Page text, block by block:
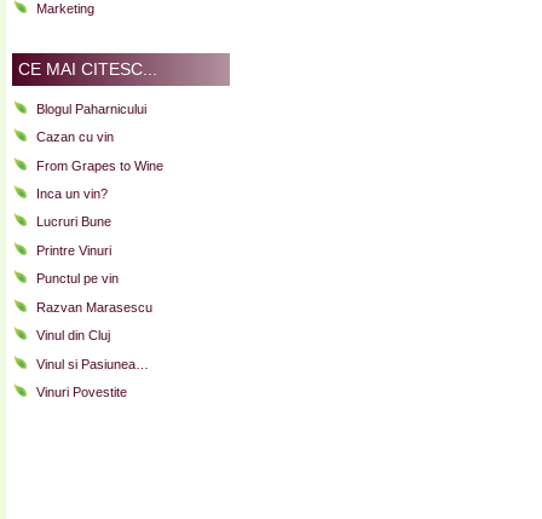
Marketing
CE MAI CITESC...
Blogul Paharnicului
Cazan cu vin
From Grapes to Wine
Inca un vin?
Lucruri Bune
Printre Vinuri
Punctul pe vin
Razvan Marasescu
Vinul din Cluj
Vinul si Pasiunea…
Vinuri Povestite